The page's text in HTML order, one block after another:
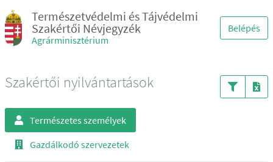
Természetvédelmi és Tájvédelmi
Szakértői Névjegyzék
Agrárminisztérium
Belépés
Szakértői nyilvántartások
Természetes személyek
Gazdálkodó szervezetek